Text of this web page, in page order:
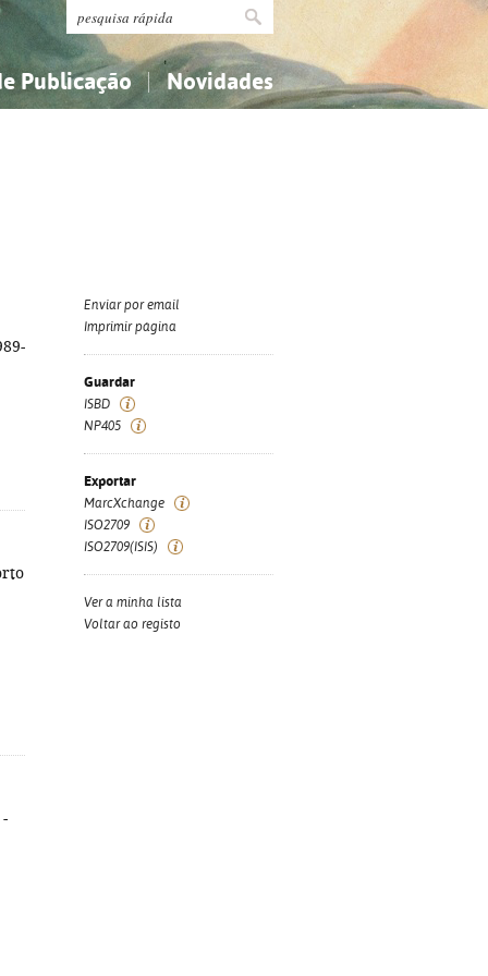
Publicação Novidades
Enviar por email
Imprimir página
Guardar
ISBD
NP405
Exportar
MarcXchange
ISO2709
ISO2709(ISIS)
Ver a minha lista
Voltar ao registo